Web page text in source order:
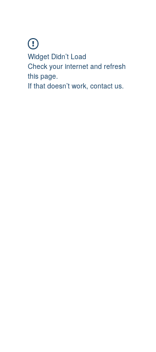
Widget Didn’t Load
Check your internet and refresh
this page.
If that doesn’t work, contact us.